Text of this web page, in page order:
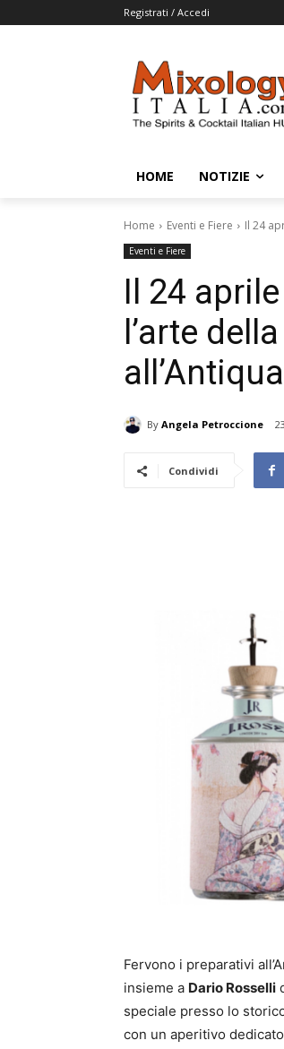
Registrati / Accedi
HOME NOTIZIE
Home Eventi e Fiere Il 24
Eventi e Fiere
Il 24
l’arte
By Angela Petroccione
Condividi
Fervono i preparativi
insieme a Dario Rosselli
speciale presso lo
con un aperitivo